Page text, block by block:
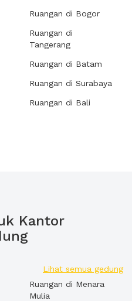
Ruangan di Bogor
Ruangan di
Tangerang
Ruangan di Batam
Ruangan di Surabaya
Ruangan di Bali
Kantor
Lihat semua gedung
Ruangan di Menara
Mulia